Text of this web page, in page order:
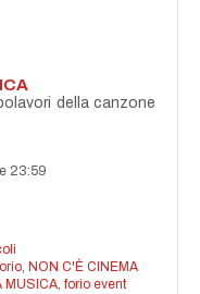
della canzone
23:59
, NON C'È CINEMA
MUSICA, forio event